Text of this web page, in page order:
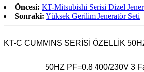
Öncesi: KT-Mitsubishi Serisi Dizel
Sonraki: Yüksek Gerilim Jeneratör Seti
KT-C CUMMINS SERİSİ ÖZELLİK
50HZ PF=0.8 400/230V 3